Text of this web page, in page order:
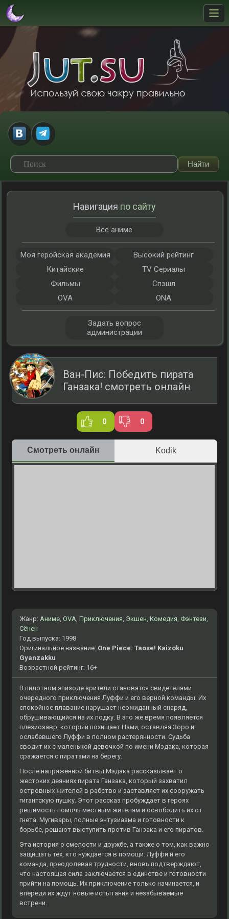
Ван-Пис: Победить пирата
Ганзака! смотреть онлайн
0 0
Смотреть онлайн Kodik
Жанр: Аниме, OVA, Приключения, Экшен, Комедия, Фэнтези,
Сёнен
Год выпуска: 1998
Оригинальное название: One Piece: Taose! Kaizoku
Gyanzakku
Возрастной рейтинг: 16+
В пилотном эпизоде зрители становятся свидетелями
очередного приключения Луффи и его верной команды. Их
спокойное плавание нарушает неожиданный снаряд,
обрушивающийся на их лодку. В это же время появляется
плезиозавр, который похищает Нами, оставляя Зоро и
ослабевшего Луффи в полном растерянности. Судьба
сводит их с маленькой девочкой по имени Мэдака, которая
сражается с пиратами на берегу.
После напряженной битвы Мэдака рассказывает о
жестоких деяниях пирата Ганзака, который захватил
островных жителей в рабство и заставляет их сооружать
гигантскую пушку. Этот рассказ пробуждает в героях
решимость помочь местным жителям и освободить их от
гнета. Мугивары, полные энтузиазма и готовности к
борьбе, решают выступить против Ганзака и его пиратов.
Эта история о смелости и дружбе, а также о том, как важно
защищать тех, кто нуждается в помощи. Луффи и его
команда, преодолевая трудности, вновь подтверждают,
что настоящая сила заключается в единстве и готовности
прийти на помощь. Их приключение только начинается, и
впереди их ждут новые испытания и незабываемые
встречи.
Навигация по сайту
Все аниме
Моя геройская академия
Высокий рейтинг
Китайские
TV Сериалы
Фильмы
Спэшл
OVA
ONA
Задать вопрос
администрации